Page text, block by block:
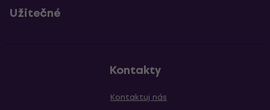
Užitečné
Kontakty
Kontaktuj nás